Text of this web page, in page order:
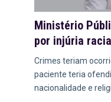
Ministério
por injúria
Crimes teriam
paciente teria
nacionalidade e